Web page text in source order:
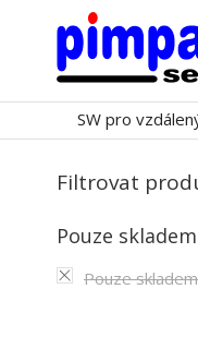
SW pro
Filtrovat
Pouze skladem
Pouze skladem